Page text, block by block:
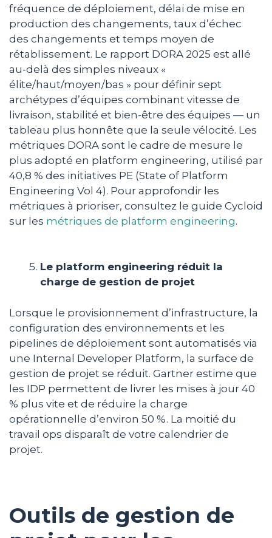
fréquence de déploiement, délai de mise en
production des changements, taux d’échec
des changements et temps moyen de
rétablissement. Le rapport DORA 2025 est allé
au-delà des simples niveaux «
élite/haut/moyen/bas » pour définir sept
archétypes d’équipes combinant vitesse de
livraison, stabilité et bien-être des équipes — un
tableau plus honnête que la seule vélocité. Les
métriques DORA sont le cadre de mesure le
plus adopté en platform engineering, utilisé par
40,8 % des initiatives PE (State of Platform
Engineering Vol 4). Pour approfondir les
métriques à prioriser, consultez le guide Cycloid
sur les métriques de platform engineering.
Le platform engineering réduit la
charge de gestion de projet
Lorsque le provisionnement d’infrastructure, la
configuration des environnements et les
pipelines de déploiement sont automatisés via
une Internal Developer Platform, la surface de
gestion de projet se réduit. Gartner estime que
les IDP permettent de livrer les mises à jour 40
% plus vite et de réduire la charge
opérationnelle d’environ 50 %. La moitié du
travail ops disparaît de votre calendrier de
projet.
Outils de gestion de